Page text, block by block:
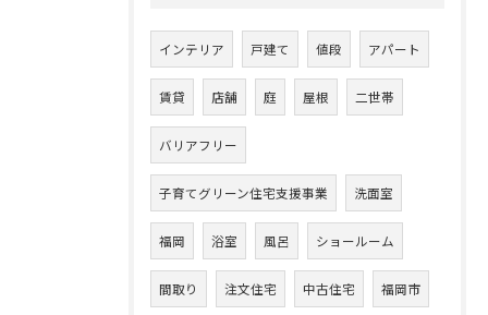
インテリア 戸建て 値段 アパート
賃貸 店舗 庭 屋根 二世帯
バリアフリー
子育てグリーン住宅支援事業 洗面室
福岡 浴室 風呂 ショールーム
間取り 注文住宅 中古住宅 福岡市